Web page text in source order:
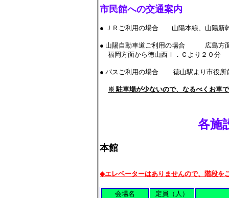
市民館への交通案内
● ＪＲご利用の場合 山陽本線、山陽新
● 山陽自動車道ご利用の場合 広島方面
福岡方面から徳山西Ｉ．Ｃより２０分
● バスご利用の場合 徳山駅より市役所
※ 駐車場が少ないので、なるべくお車
各施設の
本館
◆エレベーターはありませんので、階段を
会場名 定員（人）